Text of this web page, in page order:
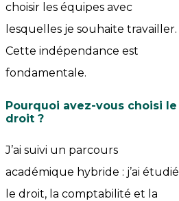
choisir les équipes avec
lesquelles je souhaite travailler.
Cette indépendance est
fondamentale.
Pourquoi avez-vous choisi le
droit ?
J’ai suivi un parcours
académique hybride : j’ai étudié
le droit, la comptabilité et la